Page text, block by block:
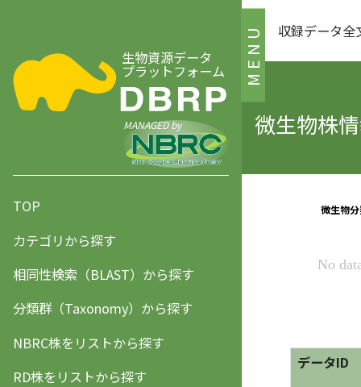
MENU
生物資源データ
プラットフォーム
MANAGED by
TOP
カテゴリから探す
相同性検索（BLAST）から探す
分類群（Taxonomy）から探す
NBRC株をリストから探す
RD株をリストから探す
収録データ全
微生物株
データID